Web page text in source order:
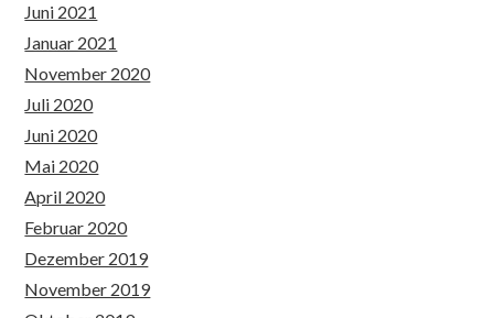
Juni 2021
Januar 2021
November 2020
Juli 2020
Juni 2020
Mai 2020
April 2020
Februar 2020
Dezember 2019
November 2019